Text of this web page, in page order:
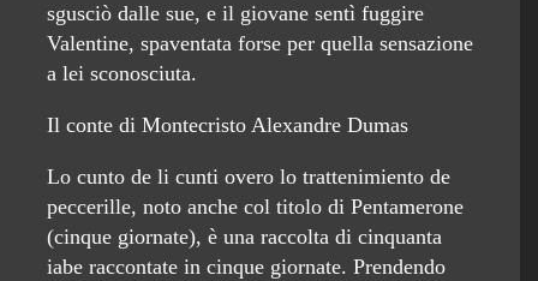
sgusciò dalle sue, e il giovane sentì fuggire
Valentine, spaventata forse per quella sensazione
a lei sconosciuta.
Il conte di Montecristo Alexandre Dumas
Lo cunto de li cunti overo lo trattenimiento de
peccerille, noto anche col titolo di Pentamerone
(cinque giornate), è una raccolta di cinquanta
iabe raccontate in cinque giornate. Prendendo